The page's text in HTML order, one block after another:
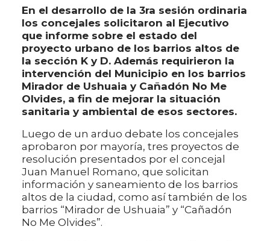
En el desarrollo de la 3ra sesión ordinaria
los concejales solicitaron al Ejecutivo
que informe sobre el estado del
proyecto urbano de los barrios altos de
la sección K y D. Además requirieron la
intervención del Municipio en los barrios
Mirador de Ushuaia y Cañadón No Me
Olvides, a fin de mejorar la situación
sanitaria y ambiental de esos sectores.
Luego de un arduo debate los concejales
aprobaron por mayoría, tres proyectos de
resolución presentados por el concejal
Juan Manuel Romano, que solicitan
información y saneamiento de los barrios
altos de la ciudad, como así también de los
barrios “Mirador de Ushuaia” y “Cañadón
No Me Olvides”.